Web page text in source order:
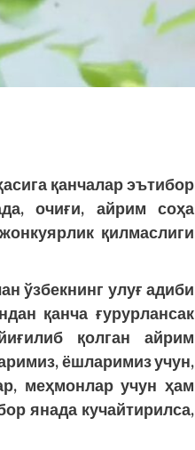
қанчалар эътибор
очиғи, айрим соҳа
қилмаслиги
ўзбекнинг улуғ адиби
қанча ғурурлансак
қолган айрим
ёшларимиз учун,
меҳмонлар учун ҳам
янада кучайтирилса,